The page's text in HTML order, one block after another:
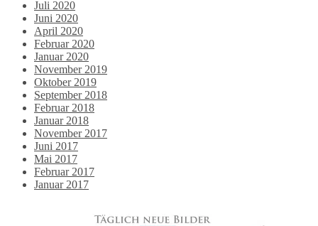
Juli 2020
Juni 2020
April 2020
Februar 2020
Januar 2020
November 2019
Oktober 2019
September 2018
Februar 2018
Januar 2018
November 2017
Juni 2017
Mai 2017
Februar 2017
Januar 2017